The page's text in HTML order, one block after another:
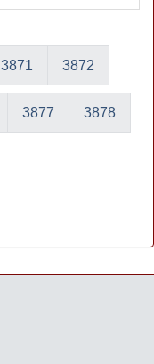
3871 3872
3877 3878